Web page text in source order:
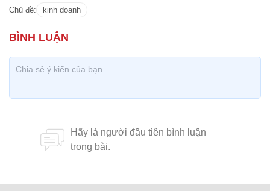
Chủ đề: kinh doanh